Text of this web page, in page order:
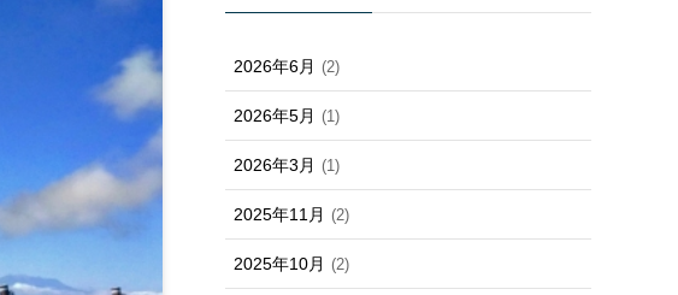
2026年6月 (2)
2026年5月 (1)
2026年3月 (1)
2025年11月 (2)
2025年10月 (2)